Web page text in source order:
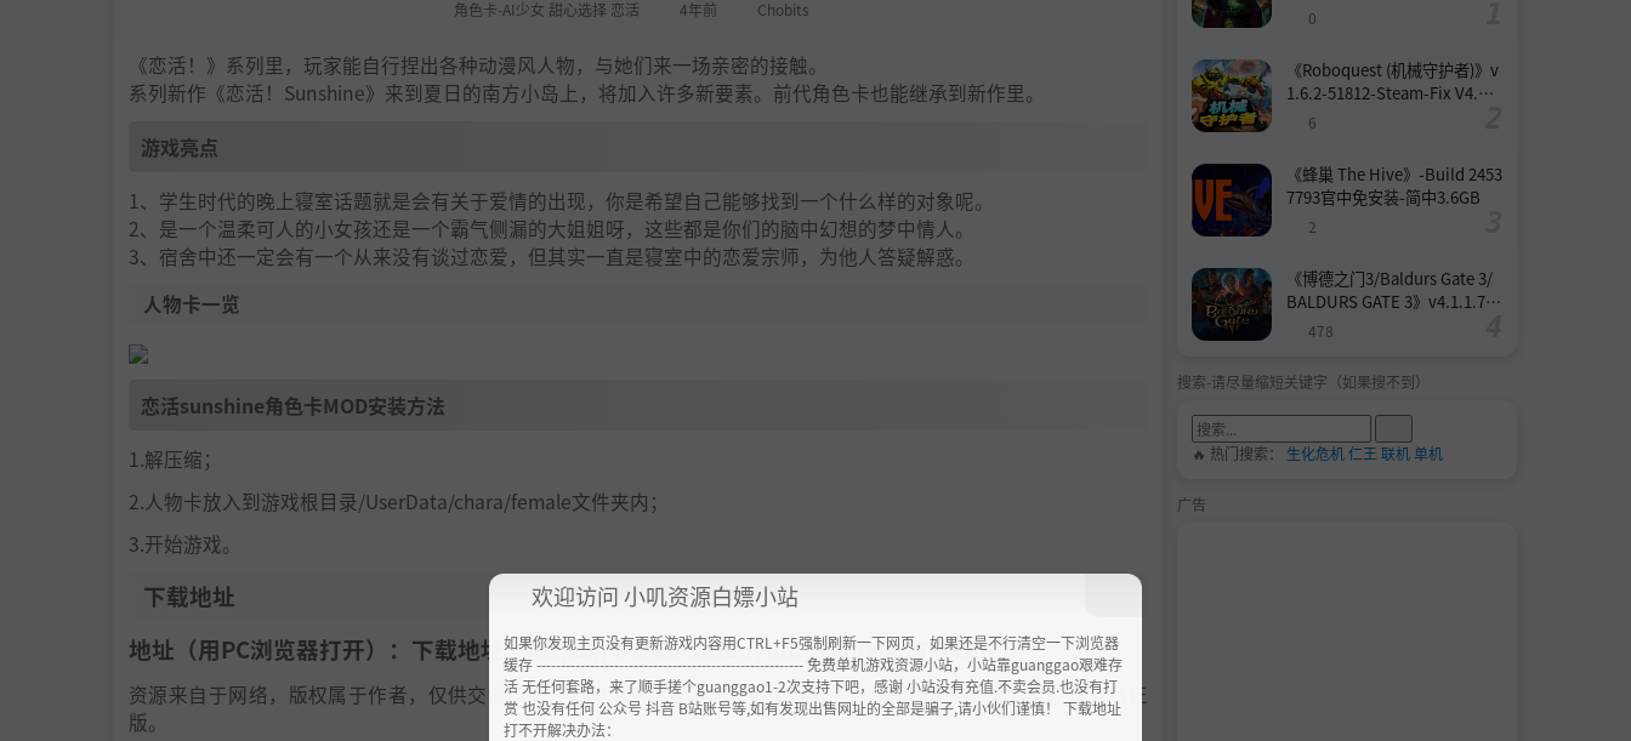
角色卡-AI少女 甜心选择 恋活 4年前 Chobits
《恋活！》系列里，玩家能自行捏出各种动漫风人物，与她们来一场亲密的接触。
系列新作《恋活！Sunshine》来到夏日的南方小岛上，将加入许多新要素。前代角色卡也能继承到新作里。
游戏亮点
1、学生时代的晚上寝室话题就是会有关于爱情的出现，你是希望自己能够找到一个什么样的对象呢。
2、是一个温柔可人的小女孩还是一个霸气侧漏的大姐姐呀，这些都是你们的脑中幻想的梦中情人。
3、宿舍中还一定会有一个从来没有谈过恋爱，但其实一直是寝室中的恋爱宗师，为他人答疑解惑。
人物卡一览
恋活sunshine角色卡MOD安装方法
1.解压缩；
2.人物卡放入到游戏根目录/UserData/chara/female文件夹内；
3.开始游戏。
下载地址
地址（用PC浏览器打开）：下载地址：https://www.feimaoyun.com/jx/kd677eeu
资源来自于网络，版权属于作者，仅供交流学习，严禁用于商业用途，下载后请于24小时内删除！如喜欢，请支持正
版。
0
《Roboquest (机械守护者)》v
1.6.2-51812-Steam-Fix V4.联
机版官中简体
6
《蜂巢 The Hive》-Build 2453
7793官中免安装-简中3.6GB
2
《博德之门3/Baldurs Gate 3/
BALDURS GATE 3》v4.1.1.739
8727-Build 24532579官中免安
478
搜索-请尽量缩短关键字（如果搜不到）
🔥 热门搜索： 生化危机仁王 联机单机
广告
欢迎访问 小叽资源白嫖小站
如果你发现主页没有更新游戏内容用CTRL+F5强制刷新一下网页，如果还是不行清空一下浏览器
缓存 ------------------------------------------------------- 免费单机游戏资源小站，小站靠guanggao艰难存
活 无任何套路，来了顺手搓个guanggao1-2次支持下吧，感谢 小站没有充值.不卖会员.也没有打
赏 也没有任何 公众号 抖音 B站账号等,如有发现出售网址的全部是骗子,请小伙们谨慎！ 下载地址
打不开解决办法：